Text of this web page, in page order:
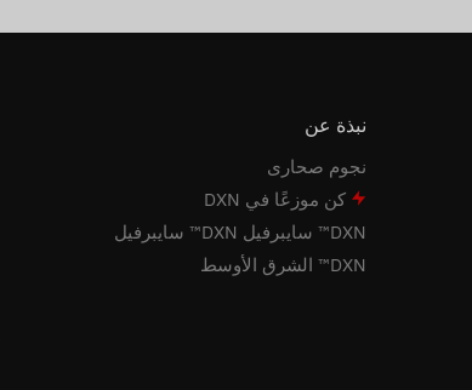
نبذة عن
نجوم صحارى
كن موزعًا في DXN
DXN™ سايبرفيل DXN™ سايبرفيل
DXN™ الشرق الأوسط